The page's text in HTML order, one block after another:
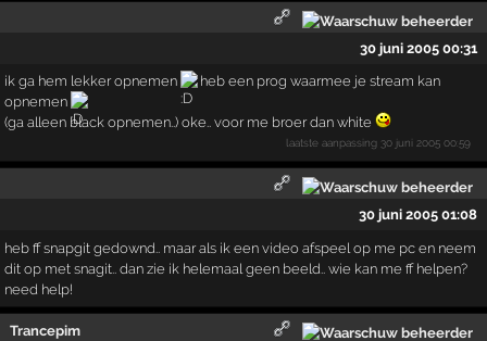
30 juni 2005 00:31
ik ga hem lekker opnemen
heb een prog waarmee je stream kan
opnemen
(ga alleen black opnemen..) oke.. voor me broer dan white
laatste aanpassing 30 juni 2005 00:59
30 juni 2005 01:08
heb ff snapgit gedownd.. maar als ik een video afspeel op me pc en neem
dit op met snagit.. dan zie ik helemaal geen beeld.. wie kan me ff helpen?
need help!
Trancepim